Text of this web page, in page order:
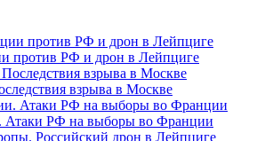
против РФ и дрон в Лейпциге
взрыва в Москве
Атаки РФ на выборы во Франции